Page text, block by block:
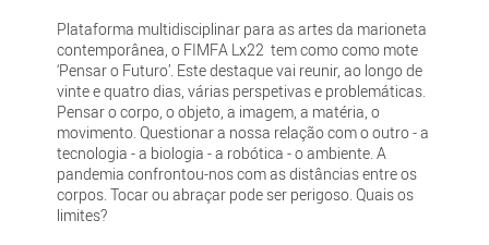
Plataforma multidisciplinar para as artes da marioneta
contemporânea, o FIMFA Lx22 tem como como mote
‘Pensar o Futuro’. Este destaque vai reunir, ao longo de
vinte e quatro dias, várias perspetivas e problemáticas.
Pensar o corpo, o objeto, a imagem, a matéria, o
movimento. Questionar a nossa relação com o outro - a
tecnologia - a biologia - a robótica - o ambiente. A
pandemia confrontou-nos com as distâncias entre os
corpos. Tocar ou abraçar pode ser perigoso. Quais os
limites?